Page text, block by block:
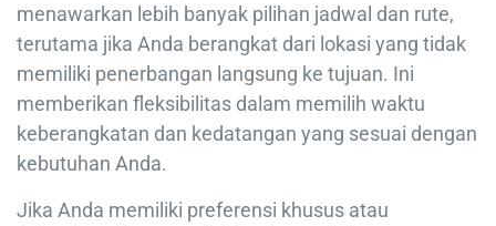
menawarkan lebih banyak pilihan jadwal dan rute,
terutama jika Anda berangkat dari lokasi yang tidak
memiliki penerbangan langsung ke tujuan. Ini
memberikan fleksibilitas dalam memilih waktu
keberangkatan dan kedatangan yang sesuai dengan
kebutuhan Anda.
Jika Anda memiliki preferensi khusus atau